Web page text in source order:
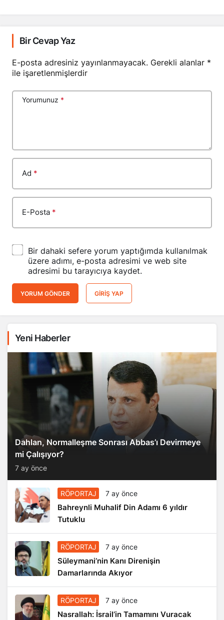
Bir Cevap Yaz
E-posta adresiniz yayınlanmayacak. Gerekli alanlar *
ile işaretlenmişlerdir
Yorumunuz *
Ad *
E-Posta *
Bir dahaki sefere yorum yaptığımda kullanılmak
üzere adımı, e-posta adresimi ve web site
adresimi bu tarayıcıya kaydet.
YORUM GÖNDER GIRIŞ YAP
Yeni Haberler
Dahlan, Normalleşme Sonrası Abbas’ı Devirmeye
mi Çalışıyor?
7 ay önce
RÖPORTAJ 7 ay önce
Bahreynli Muhalif Din Adamı 6 yıldır
Tutuklu
RÖPORTAJ 7 ay önce
Süleymani’nin Kanı Direnişin
Damarlarında Akıyor
RÖPORTAJ 7 ay önce
Nasrallah: İsrail’in Tamamını Vuracak